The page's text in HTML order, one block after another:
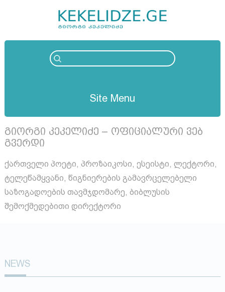
Site Menu
გიორგი კეკელიძე – ოფიციალური ვებ
გვერდი
ქართველი პოეტი, პროზაიკოსი, ესეისტი, ლექტორი,
ტელეწამყვანი, წიგნიერების გამავრცელებელი
საზოგადოების თავმჯდომარე, ბიბლუსის
შემოქმედებითი დირექტორი
NEWS